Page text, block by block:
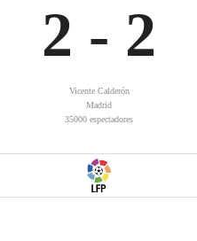
2 - 2
Vicente Calderón
Madrid
35000 espectadores